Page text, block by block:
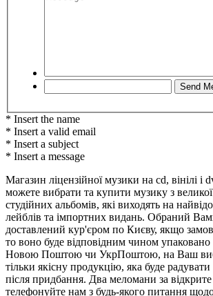
* Insert the name
* Insert a valid email
* Insert a subject
* Insert a message
Магазин ліцензійної музики на cd, вінілі і
можете вибрати та купити музику з великої
студійних альбомів, які виходять на
лейблів та імпортних видань. Обраний
доставлений кур'єром по Києву, якщо
то воно буде відповідним чином упаковано
Новою Поштою чи УкрПоштою, на Ваш
тільки якісну продукцію, яка буде
після придбання. Два меломани за
телефонуйте нам з будь-якого питання